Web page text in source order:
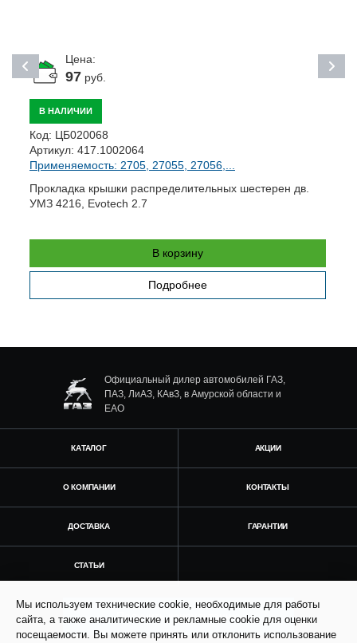
Цена:
97руб.
В НАЛИЧИИ
Код: ЦБ020068
Артикул: 417.1002064
Применяемость: 2705, 27055, 27056,...
Прокладка крышки распределительных шестерен дв.
УМЗ 4216, Evotech 2.7
В корзину
Подробнее
Официальный дилер автомобилей ГАЗ,
ПАЗ, ЛиАЗ, КАвЗ, в Амурской области и
ЕАО
КАТАЛОГ АКЦИИ
О КОМПАНИИ КОНТАКТЫ
ДОСТАВКА ГАРАНТИИ
СТАТЬИ
Получить консультацию
Мы используем технические cookie, необходимые для работы
сайта, а также аналитические и рекламные cookie для оценки
посещаемости. Вы можете принять или отклонить использование